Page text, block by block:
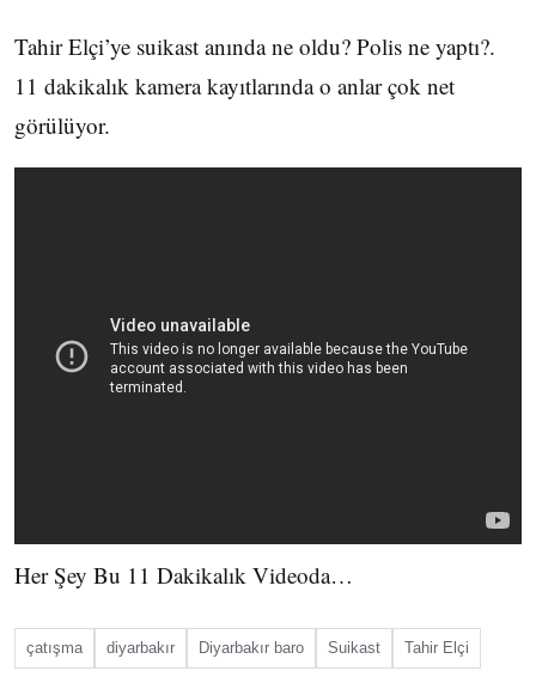
Tahir Elçi’ye suikast anında ne oldu? Polis ne yaptı?.
11 dakikalık kamera kayıtlarında o anlar çok net
görülüyor.
Her Şey Bu 11 Dakikalık Videoda…
çatışma diyarbakır Diyarbakır baro Suikast Tahir Elçi